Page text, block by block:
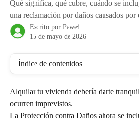
Qué significa, qué cubre, cuándo se
una reclamación por daños causados
Escrito por Paweł
15 de mayo de 2026
Índice de contenidos
Alquilar tu vivienda debería darte
ocurren imprevistos.
La Protección contra Daños ahora se